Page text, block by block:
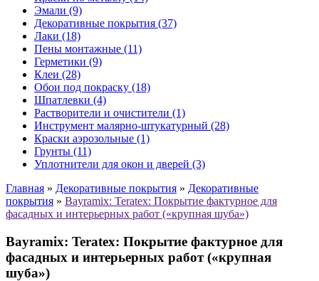
Эмали (9)
Декоративные покрытия (37)
Лаки (18)
Пены монтажные (11)
Герметики (9)
Клеи (28)
Обои под покраску (18)
Шпатлевки (4)
Растворители и очистители (1)
Инструмент малярно-штукатурный (28)
Краски аэрозольные (1)
Грунты (11)
Уплотнители для окон и дверей (3)
Главная » Декоративные покрытия » Декоративные
покрытия » Bayramix: Teratex: Покрытие фактурное для
фасадных и интерьерных работ («крупная шуба»)
Bayramix: Teratex: Покрытие фактурное для
фасадных и интерьерных работ («крупная
шуба»)